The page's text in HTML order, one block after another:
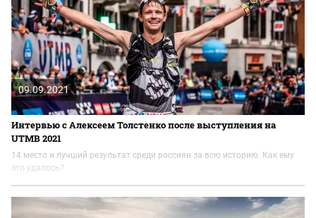
09.09.2021
Интервью с Алексеем Толстенко после выступления на
UTMB 2021
14 место и лучший результат среди россиян за всю историю. Как ему
это удалось?